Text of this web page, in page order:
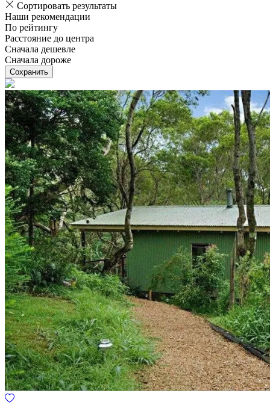
Сортировать результаты
Наши рекомендации
По рейтингу
Расстояние до центра
Сначала дешевле
Сначала дороже
Сохранить